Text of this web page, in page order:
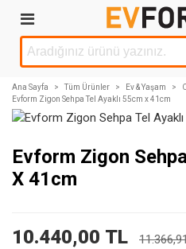
Ana Sayfa > Tüm Ürünler > Ev & Yaşam >
Evform Zigon Sehpa Tel Ayaklı 55cm x 41cm
Evform Zigon
X 41cm
10.440,00 TL